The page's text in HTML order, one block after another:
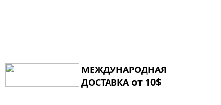
МЕЖДУНАРОДНАЯ
ДОСТАВКА от 10$